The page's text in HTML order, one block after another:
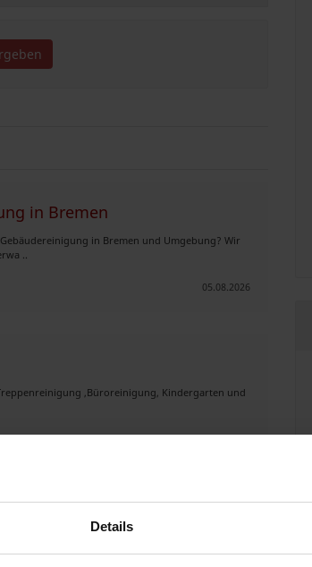
Details
in Bremen
in Bremen und Umgebung? Wir
..
05.08.2026
,Büroreinigung, Kindergarten und
05.08.2026
Entrümpelung oder Abbrucharbeiten?
..